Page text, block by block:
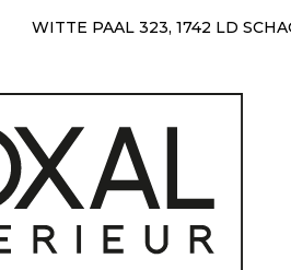
WITTE PAAL 323, 1742 LD